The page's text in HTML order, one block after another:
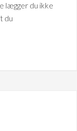
lægger du ikke
du